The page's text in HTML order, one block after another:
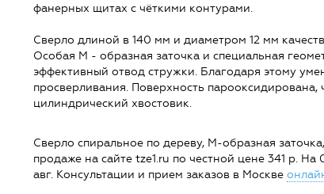
фанерных щитах с чёткими контурами.
Сверло длиной в 140 мм и диаметром 12 мм
Особая М - образная заточка и специальная
эффективный отвод стружки. Благодаря этому
просверливания. Поверхность
цилиндрический хвостовик.
Сверло спиральное по дереву, М-образная
продаже на сайте tze1.ru по честной цене 341 р. На
авг. Консультации и прием заказов в Москве